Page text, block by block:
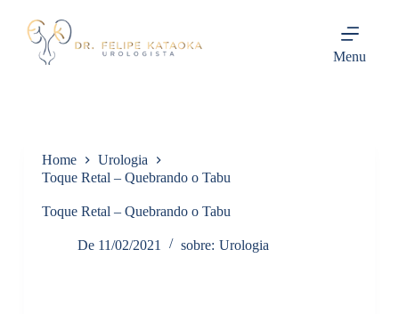
Menu
Home
Urologia
Toque Retal – Quebrando o Tabu
Toque Retal – Quebrando o Tabu
De 11/02/2021 sobre: Urologia